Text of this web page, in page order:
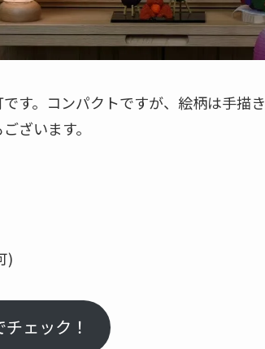
す。コンパクトですが、絵柄は手描き
ざいます。
)
ェック！